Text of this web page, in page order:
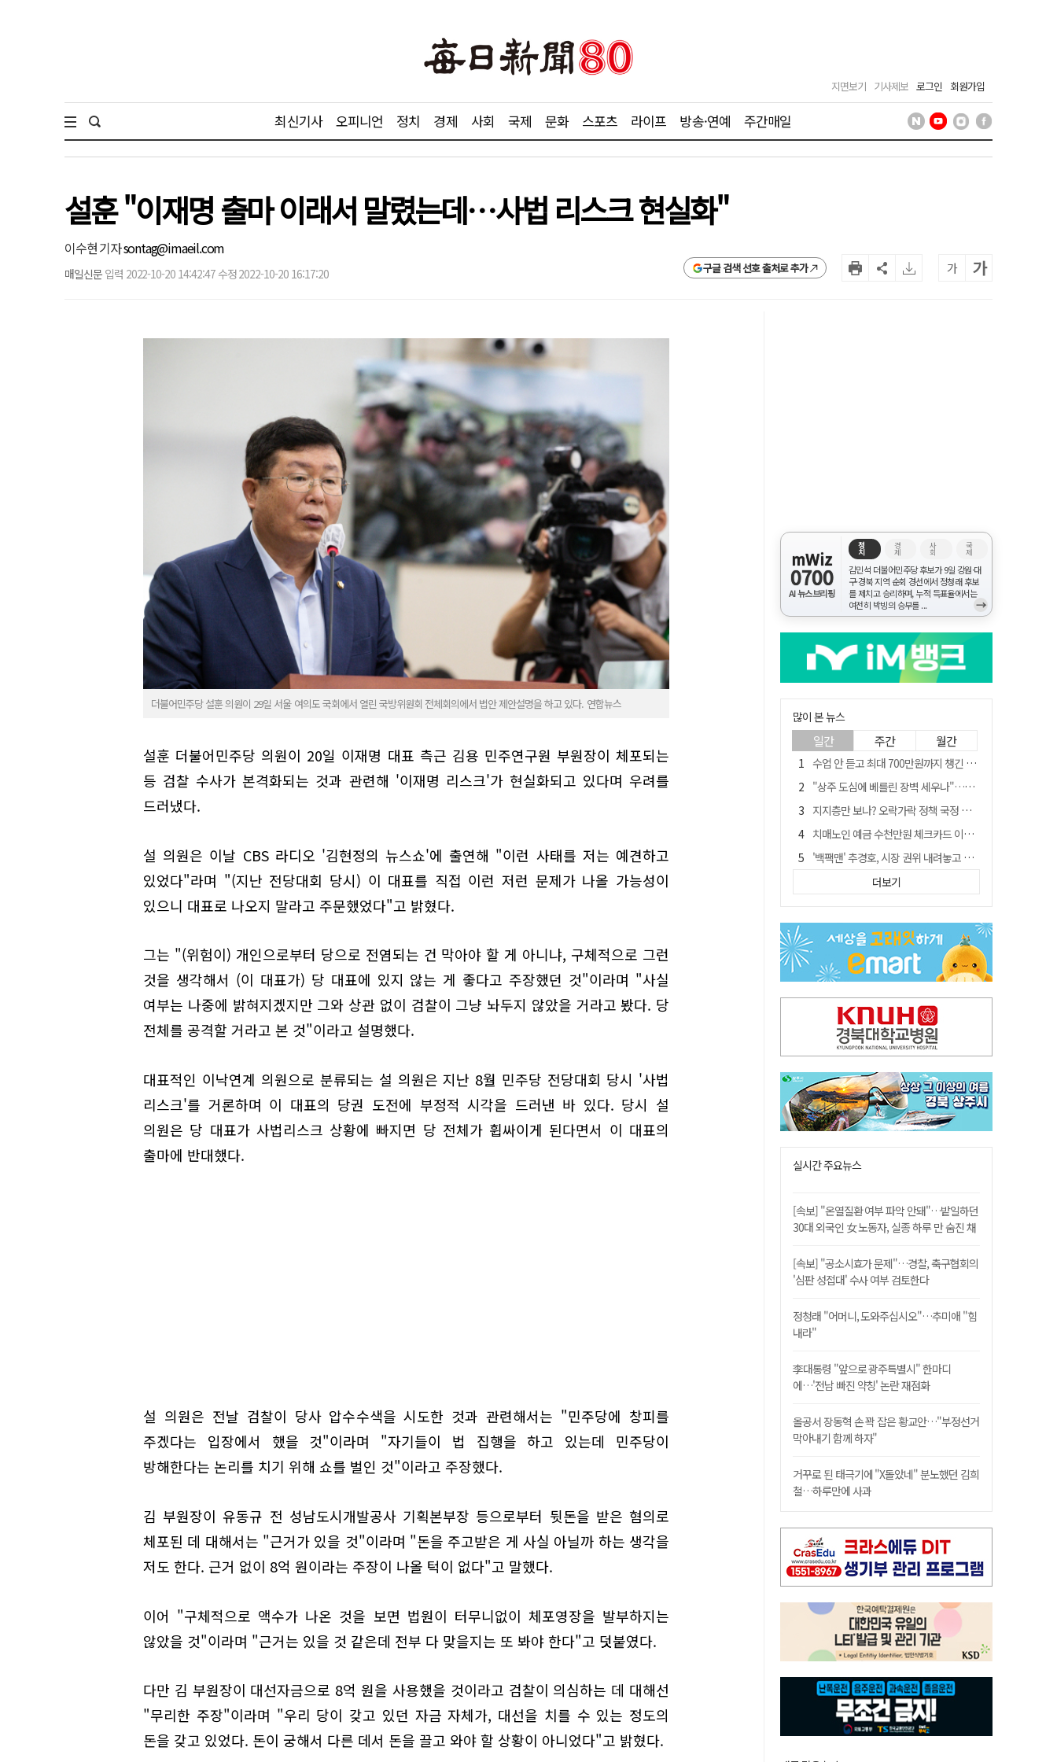
지면보기 기사제보 로그인 회원가입
최신기사 오피니언 정치 경제 사회 국제 문화 스포츠 라이프 방송·연예 주간매일
설훈 "이재명 출마 이래서 말렸는데…사법 리스크 현실화"
이수현 기자sontag@imaeil.com
매일신문 입력 2022-10-20 14:42:47 수정 2022-10-20 16:17:20 구글 검색 선호 출처로 추가 가 가
더불어민주당 설훈 의원이 29일 서울 여의도 국회에서 열린 국방위원회 전체회의에서 법안 제안설명을 하고 있다. 연합뉴스
설훈 더불어민주당 의원이 20일 이재명 대표 측근 김용 민주연구원 부원장이 체포되는
등 검찰 수사가 본격화되는 것과 관련해 '이재명 리스크'가 현실화되고 있다며 우려를
드러냈다.
설 의원은 이날 CBS 라디오 '김현정의 뉴스쇼'에 출연해 "이런 사태를 저는 예견하고
있었다"라며 "(지난 전당대회 당시) 이 대표를 직접 이런 저런 문제가 나올 가능성이
있으니 대표로 나오지 말라고 주문했었다"고 밝혔다.
그는 "(위험이) 개인으로부터 당으로 전염되는 건 막아야 할 게 아니냐, 구체적으로 그런
것을 생각해서 (이 대표가) 당 대표에 있지 않는 게 좋다고 주장했던 것"이라며 "사실
여부는 나중에 밝혀지겠지만 그와 상관 없이 검찰이 그냥 놔두지 않았을 거라고 봤다. 당
전체를 공격할 거라고 본 것"이라고 설명했다.
대표적인 이낙연계 의원으로 분류되는 설 의원은 지난 8월 민주당 전당대회 당시 '사법
리스크'를 거론하며 이 대표의 당권 도전에 부정적 시각을 드러낸 바 있다. 당시 설
의원은 당 대표가 사법리스크 상황에 빠지면 당 전체가 휩싸이게 된다면서 이 대표의
출마에 반대했다.
설 의원은 전날 검찰이 당사 압수수색을 시도한 것과 관련해서는 "민주당에 창피를
주겠다는 입장에서 했을 것"이라며 "자기들이 법 집행을 하고 있는데 민주당이
방해한다는 논리를 치기 위해 쇼를 벌인 것"이라고 주장했다.
김 부원장이 유동규 전 성남도시개발공사 기획본부장 등으로부터 뒷돈을 받은 혐의로
체포된 데 대해서는 "근거가 있을 것"이라며 "돈을 주고받은 게 사실 아닐까 하는 생각을
저도 한다. 근거 없이 8억 원이라는 주장이 나올 턱이 없다"고 말했다.
이어 "구체적으로 액수가 나온 것을 보면 법원이 터무니없이 체포영장을 발부하지는
않았을 것"이라며 "근거는 있을 것 같은데 전부 다 맞을지는 또 봐야 한다"고 덧붙였다.
다만 김 부원장이 대선자금으로 8억 원을 사용했을 것이라고 검찰이 의심하는 데 대해선
"무리한 주장"이라며 "우리 당이 갖고 있던 자금 자체가, 대선을 치를 수 있는 정도의
돈을 갖고 있었다. 돈이 궁해서 다른 데서 돈을 끌고 와야 할 상황이 아니었다"고 밝혔다.
mWiz
0700
AI 뉴스브리핑
정
치
경
제
사
회
국
제
김민석 더불어민주당 후보가 9일 강원·대
구·경북 지역 순회 경선에서 정청래 후보
를 제치고 승리하며, 누적 득표율에서는
여전히 박빙의 승부를 ...
→
많이 본 뉴스
일간 주간 월간
수업 안 듣고 최대 700만원까지 챙긴 포항 A대학 '유령 선수' 등 무더기 송치
"상주 도심에 베를린 장벽 세우나"…중부내륙 KTX 흙둑 쌓기계획에 시민들 반발
지지층만 보나? 오락가락 정책 국정 불안…野 "오합지졸"
치매노인 예금 수천만원 체크카드 이용해 빼돌린 70대 간병인, 집행유예
'백팩맨' 추경호, 시장 권위 내려놓고 시민 속 '현장 행보' 눈길
李대통령 "앞으로 광주특별시" 한마디에…'전남 빠진 약칭' 논란 재점화
지역에 기여는 없이 15조원 경북도 금고 눈독 들이는 대형銀
경북 칠곡시니어클럽 커피앤솝 사업단…자개소품 만들기 문화체험 운영
대구 출신 파이터 최두호, 8년 만에 UFC 재진입 도전
더보기
실시간 주요뉴스
[속보] "온열질환 여부 파악 안돼"…밭일하던
30대 외국인 女 노동자, 실종 하루 만 숨진 채
[속보] "공소시효가 문제"…경찰, 축구협회의
'심판 성접대' 수사 여부 검토한다
정청래 "어머니, 도와주십시오"…추미애 "힘
내라"
李대통령 "앞으로 광주특별시" 한마디
에…'전남 빠진 약칭' 논란 재점화
올공서 장동혁 손 꽉 잡은 황교안…"부정선거
막아내기 함께 하자"
거꾸로 된 태극기에 "X돌았네" 분노했던 김희
철…하루만에 사과